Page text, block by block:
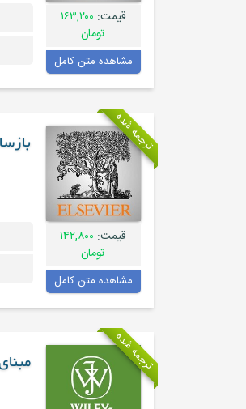
قیمت: ۱۶۳,۲۰۰
تومان
مشاهده متن کامل
ترجمه شده
قیمت: ۱۴۲,۸۰۰
تومان
مشاهده متن کامل
ترجمه شده